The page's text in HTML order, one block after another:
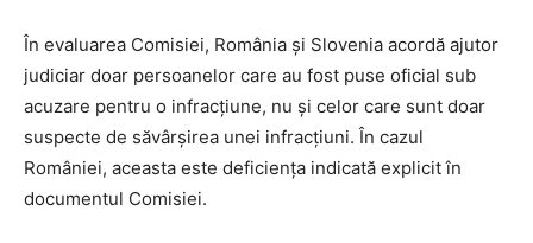
În evaluarea Comisiei, România și Slovenia acordă ajutor
judiciar doar persoanelor care au fost puse oficial sub
acuzare pentru o infracțiune, nu și celor care sunt doar
suspecte de săvârșirea unei infracțiuni. În cazul
României, aceasta este deficiența indicată explicit în
documentul Comisiei.